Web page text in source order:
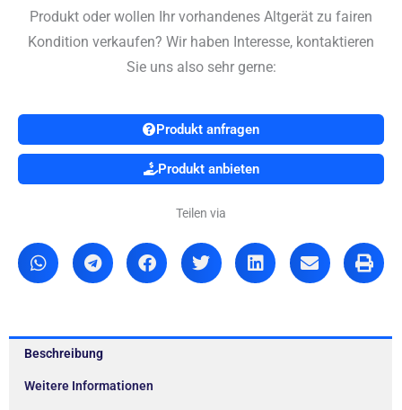
Produkt oder wollen Ihr vorhandenes Altgerät zu fairen
Kondition verkaufen? Wir haben Interesse, kontaktieren
Sie uns also sehr gerne:
Produkt anfragen
Produkt anbieten
Teilen via
Beschreibung
Weitere Informationen